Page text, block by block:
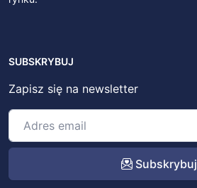
SUBSKRYBUJ
Zapisz się na newsletter
Subskrybuj